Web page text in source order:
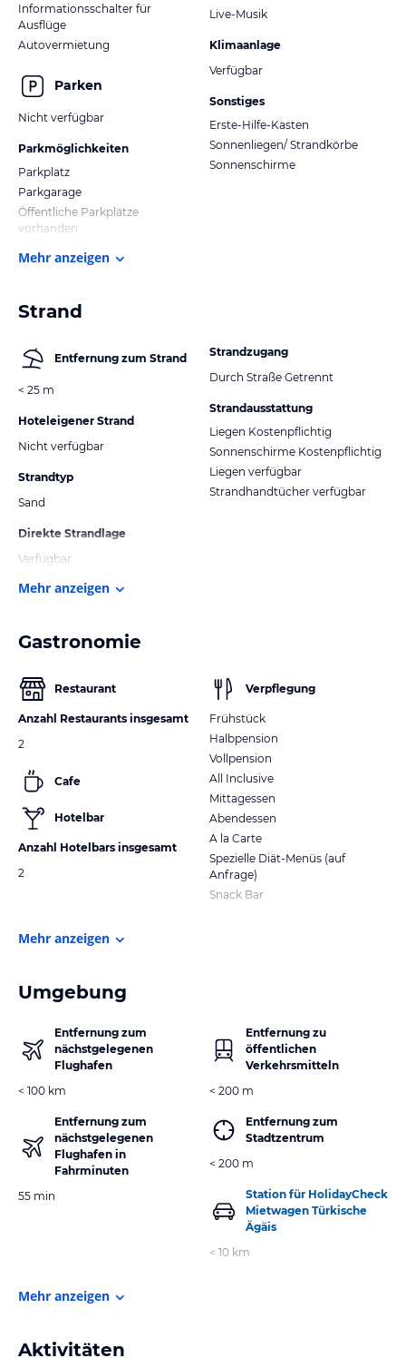
Informationsschalter für
Ausflüge
Autovermietung
Parken
Nicht verfügbar
Parkmöglichkeiten
Parkplatz
Parkgarage
Öffentliche Parkplätze
vorhanden
Live-Musik
Klimaanlage
Verfügbar
Sonstiges
Erste-Hilfe-Kasten
Sonnenliegen/ Strandkörbe
Sonnenschirme
Mehr anzeigen
Strand
Entfernung zum Strand
< 25 m
Hoteleigener Strand
Nicht verfügbar
Strandtyp
Sand
Direkte Strandlage
Verfügbar
Strandzugang
Durch Straße Getrennt
Strandausstattung
Liegen Kostenpflichtig
Sonnenschirme Kostenpflichtig
Liegen verfügbar
Strandhandtücher verfügbar
Mehr anzeigen
Gastronomie
Restaurant
Anzahl Restaurants insgesamt
2
Cafe
Hotelbar
Anzahl Hotelbars insgesamt
2
Verpflegung
Frühstück
Halbpension
Vollpension
All Inclusive
Mittagessen
Abendessen
A la Carte
Spezielle Diät-Menüs (auf
Anfrage)
Snack Bar
Mehr anzeigen
Umgebung
Entfernung zum
nächstgelegenen
Flughafen
< 100 km
Entfernung zum
nächstgelegenen
Flughafen in
Fahrminuten
55 min
Entfernung zu
öffentlichen
Verkehrsmitteln
< 200 m
Entfernung zum
Stadtzentrum
< 200 m
Station für HolidayCheck
Mietwagen Türkische
Ägäis
< 10 km
Mehr anzeigen
Aktivitäten